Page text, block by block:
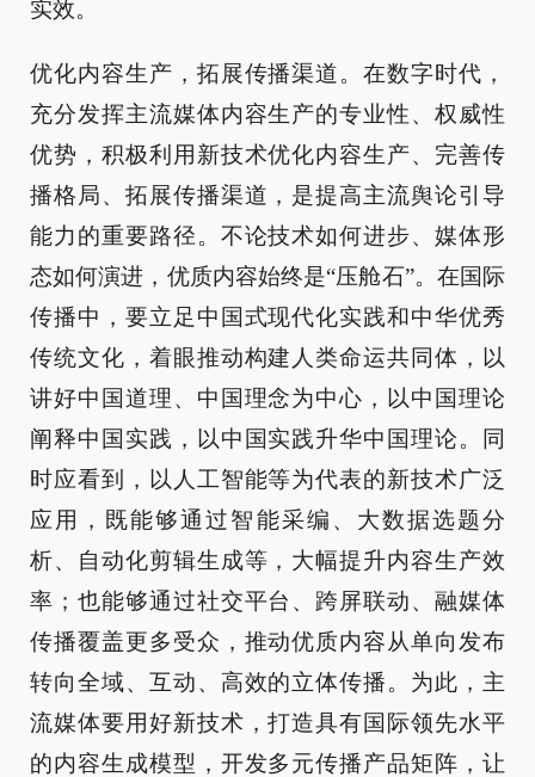
实效。
优化内容生产，拓展传播渠道。在数字时代，
充分发挥主流媒体内容生产的专业性、权威性
优势，积极利用新技术优化内容生产、完善传
播格局、拓展传播渠道，是提高主流舆论引导
能力的重要路径。不论技术如何进步、媒体形
态如何演进，优质内容始终是“压舱石”。在国际
传播中，要立足中国式现代化实践和中华优秀
传统文化，着眼推动构建人类命运共同体，以
讲好中国道理、中国理念为中心，以中国理论
阐释中国实践，以中国实践升华中国理论。同
时应看到，以人工智能等为代表的新技术广泛
应用，既能够通过智能采编、大数据选题分
析、自动化剪辑生成等，大幅提升内容生产效
率；也能够通过社交平台、跨屏联动、融媒体
传播覆盖更多受众，推动优质内容从单向发布
转向全域、互动、高效的立体传播。为此，主
流媒体要用好新技术，打造具有国际领先水平
的内容生成模型，开发多元传播产品矩阵，让